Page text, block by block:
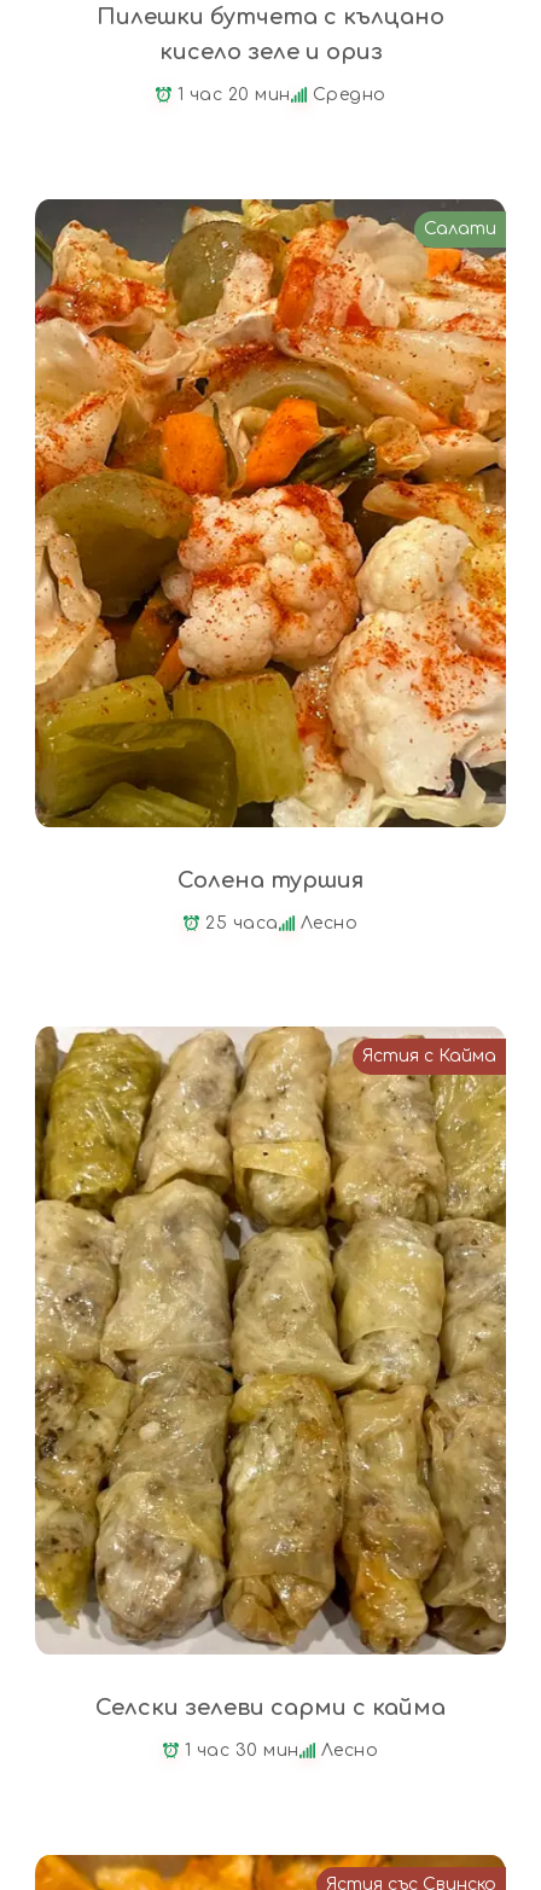
Пилешки бутчета с кълцано
кисело зеле и ориз
1 час 20 мин Средно
Салати
Солена туршия
25 часа Лесно
Ястия с Кайма
Селски зелеви сарми с кайма
1 час 30 мин Лесно
Ястия със Свинско